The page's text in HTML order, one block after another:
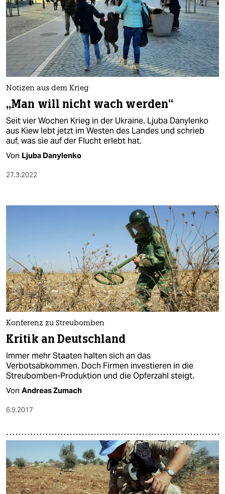
Notizen aus dem Krieg
„Man will nicht wach werden“
Seit vier Wochen Krieg in der Ukraine. Ljuba Danylenko
aus Kiew lebt jetzt im Westen des Landes und schrieb
auf, was sie auf der Flucht erlebt hat.
Von Ljuba Danylenko
27.3.2022
Konferenz zu Streubomben
Kritik an Deutschland
Immer mehr Staaten halten sich an das
Verbotsabkommen. Doch Firmen investieren in die
Streubomben-Produktion und die Opferzahl steigt.
Von Andreas Zumach
6.9.2017